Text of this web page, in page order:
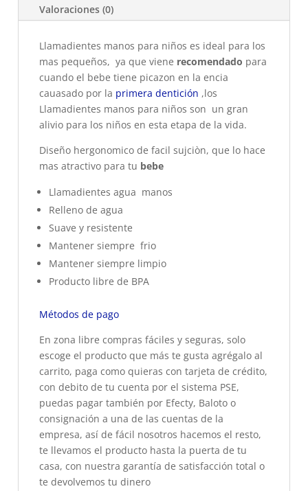
Valoraciones (0)
Llamadientes manos para niños es ideal para los
mas pequeños, ya que viene recomendado para
cuando el bebe tiene picazon en la encia
cauasado por la primera dentición ,los
Llamadientes manos para niños son un gran
alivio para los niños en esta etapa de la vida.
Diseño hergonomico de facil sujciòn, que lo hace
mas atractivo para tu bebe
Llamadientes agua manos
Relleno de agua
Suave y resistente
Mantener siempre frio
Mantener siempre limpio
Producto libre de BPA
Métodos de pago
En zona libre compras fáciles y seguras, solo
escoge el producto que más te gusta agrégalo al
carrito, paga como quieras con tarjeta de crédito,
con debito de tu cuenta por el sistema PSE,
puedas pagar también por Efecty, Baloto o
consignación a una de las cuentas de la
empresa, así de fácil nosotros hacemos el resto,
te llevamos el producto hasta la puerta de tu
casa, con nuestra garantía de satisfacción total o
te devolvemos tu dinero